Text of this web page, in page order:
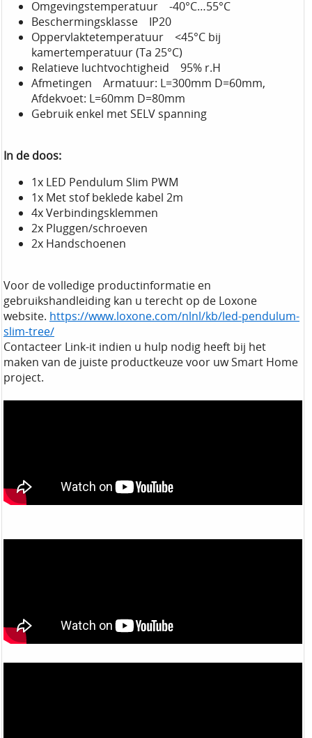
Omgevingstemperatuur -40°C…55°C
Beschermingsklasse IP20
Oppervlaktetemperatuur <45°C bij
kamertemperatuur (Ta 25°C)
Relatieve luchtvochtigheid 95% r.H
Afmetingen Armatuur: L=300mm D=60mm,
Afdekvoet: L=60mm D=80mm
Gebruik enkel met SELV spanning
In de doos:
1x LED Pendulum Slim PWM
1x Met stof beklede kabel 2m
4x Verbindingsklemmen
2x Pluggen/schroeven
2x Handschoenen
Voor de volledige productinformatie en
gebruikshandleiding kan u terecht op de Loxone
website. https://www.loxone.com/nlnl/kb/led-pendulum-
slim-tree/
Contacteer Link-it indien u hulp nodig heeft bij het
maken van de juiste productkeuze voor uw Smart Home
project.